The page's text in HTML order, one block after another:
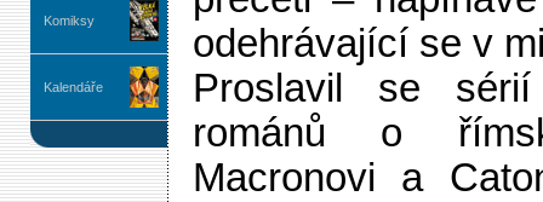
Komiksy
Kalendáře
odehrávající se v
Proslavil se
románů o
Macronovi a